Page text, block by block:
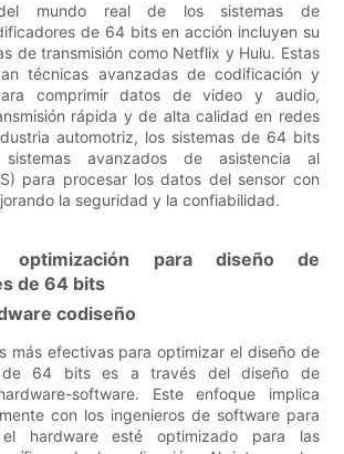
mundo real de los sistemas de
de 64 bits en acción incluyen su
de transmisión como Netflix y Hulu. Estas
técnicas avanzadas de codificación y
comprimir datos de video y audio,
rápida y de alta calidad en redes
automotriz, los sistemas de 64 bits
avanzados de asistencia al
para procesar los datos del sensor con
la seguridad y la confiabilidad.
optimización para diseño de
de 64 bits
codiseño
más efectivas para optimizar el diseño de
de 64 bits es a través del diseño de
software. Este enfoque implica
con los ingenieros de software para
hardware esté optimizado para las